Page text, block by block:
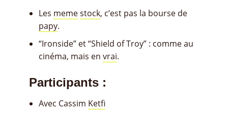
Les memestock, c’est pas la bourse de
papy.
“Ironside” et “Shield of Troy” : comme au
cinéma, mais en vrai.
Participants :
Avec Cassim Ketfi